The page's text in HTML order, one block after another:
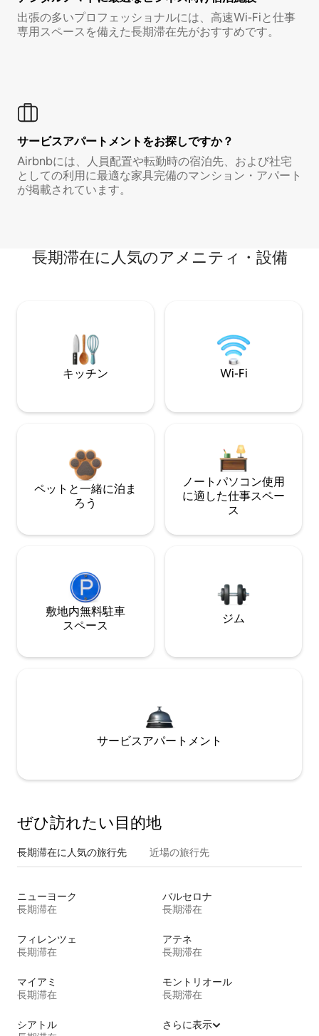
出張の多いプロフェッショナルには、高速Wi-Fiと仕事
専用スペースを備えた長期滞在先がおすすめです。
サービスアパートメントをお探しですか？
Airbnbには、人員配置や転勤時の宿泊先、および社宅
としての利用に最適な家具完備のマンション・アパート
が掲載されています。
長期滞在に人気のアメニティ・設備
キッチン Wi-Fi
ペットと一緒に泊ま
ろう
ノートパソコン使用
に適した仕事スペー
ス
敷地内無料駐⁠車
ス⁠ペ⁠ー⁠ス
ジム
サービスアパートメント
ぜひ訪⁠れ⁠た⁠い目⁠的⁠地
長期滞在に人気の旅行先 近場の旅行先
ニューヨーク
長期滞在
バルセロナ
長期滞在
フィレンツェ
長期滞在
アテネ
長期滞在
マイアミ
長期滞在
モントリオール
長期滞在
シアトル
さらに表示